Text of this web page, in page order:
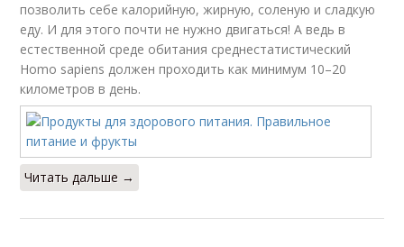
позволить себе калорийную, жирную, соленую и сладкую
еду. И для этого почти не нужно двигаться! А ведь в
естественной среде обитания среднестатистический
Homo sapiens должен проходить как минимум 10–20
километров в день.
Читать дальше →